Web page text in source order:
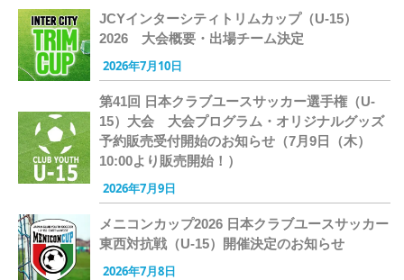
JCYインターシティトリムカップ（U-15）
2026 大会概要・出場チーム決定
2026年7月10日
第41回 日本クラブユースサッカー選手権（U-
15）大会 大会プログラム・オリジナルグッズ
予約販売受付開始のお知らせ（7月9日（木）
10:00より販売開始！）
2026年7月9日
メニコンカップ2026 日本クラブユースサッカー
東西対抗戦（U-15）開催決定のお知らせ
2026年7月8日